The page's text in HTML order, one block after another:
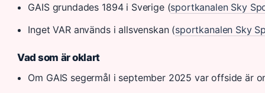
GAIS grundades 1894 i Sverige (sportkanalen Sky
Inget VAR används i allsvenskan (sportkanalen Sky
Vad som är oklart
Om GAIS segermål i september 2025 var offside är